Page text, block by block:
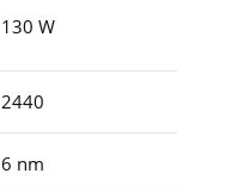
130 W
2440
6 nm